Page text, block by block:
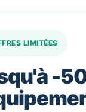
LIMITÉES
-